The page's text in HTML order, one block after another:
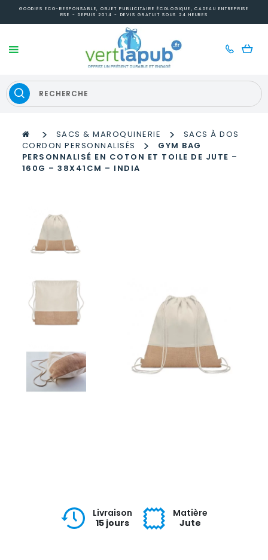
GOODIES ECO-RESPONSABLE, OBJET PUBLICITAIRE ÉCOLOGIQUE, CADEAU ENTREPRISE
RSE - DEPUIS 2014 - DEVIS GRATUIT SOUS 24 HEURES
> SACS & MAROQUINERIE >
SACS À DOS
CORDON PERSONNALISÉS
>
GYM BAG
PERSONNALISÉ EN COTON ET TOILE DE JUTE –
160G – 38X41CM – INDIA
Livraison
15 jours
Matière
Jute